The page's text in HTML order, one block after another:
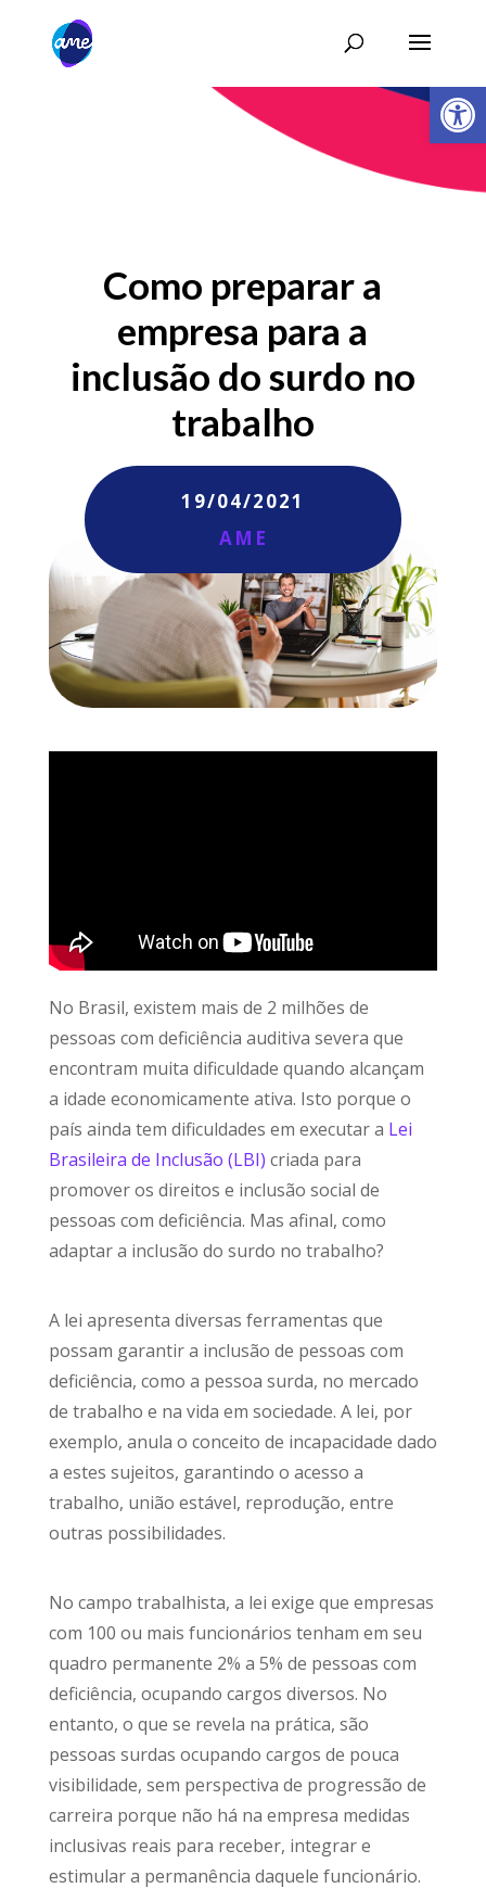
Abrir
Como preparar a
empresa para a
inclusão do surdo no
trabalho
19/04/2021
AME
No Brasil, existem mais de 2 milhões de
pessoas com deficiência auditiva severa que
encontram muita dificuldade quando alcançam
a idade economicamente ativa. Isto porque o
país ainda tem dificuldades em executar a Lei
Brasileira de Inclusão (LBI) criada para
promover os direitos e inclusão social de
pessoas com deficiência. Mas afinal, como
adaptar a inclusão do surdo no trabalho?
A lei apresenta diversas ferramentas que
possam garantir a inclusão de pessoas com
deficiência, como a pessoa surda, no mercado
de trabalho e na vida em sociedade. A lei, por
exemplo, anula o conceito de incapacidade dado
a estes sujeitos, garantindo o acesso a
trabalho, união estável, reprodução, entre
outras possibilidades.
No campo trabalhista, a lei exige que empresas
com 100 ou mais funcionários tenham em seu
quadro permanente 2% a 5% de pessoas com
deficiência, ocupando cargos diversos. No
entanto, o que se revela na prática, são
pessoas surdas ocupando cargos de pouca
visibilidade, sem perspectiva de progressão de
carreira porque não há na empresa medidas
inclusivas reais para receber, integrar e
estimular a permanência daquele funcionário.